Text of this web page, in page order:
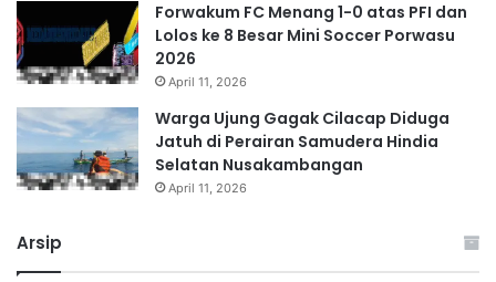
Forwakum FC Menang 1-0 atas PFI dan
Lolos ke 8 Besar Mini Soccer Porwasu
2026
April 11, 2026
Warga Ujung Gagak Cilacap Diduga
Jatuh di Perairan Samudera Hindia
Selatan Nusakambangan
April 11, 2026
Arsip